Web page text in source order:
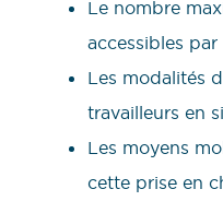
Le nombre
accessibles
Les modalités
travailleurs en
Les moyens
cette prise en